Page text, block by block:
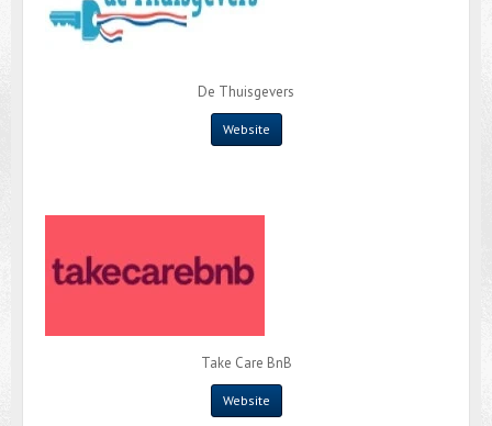
De Thuisgevers
Website
Take Care BnB
Website